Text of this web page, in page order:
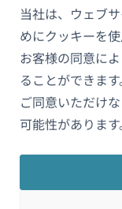
当社は、ウェブ
めにクッキーを使
お客様の同意に
ることができます
ご同意いただけ
可能性があります
GDPR